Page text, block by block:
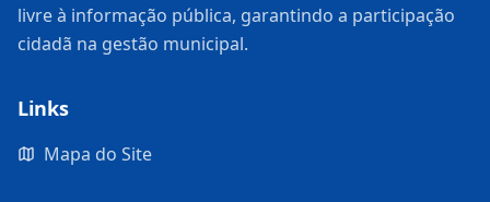
livre à informação pública, garantindo a participação
cidadã na gestão municipal.
Links
Mapa do Site